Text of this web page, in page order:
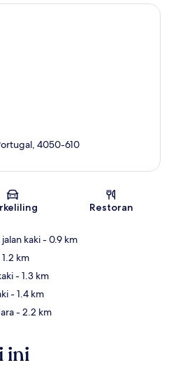
Peta
4050-610
Restoran
kaki- 0.9 km
km
- 1.3 km
- 1.4 km
- 2.2 km
ini